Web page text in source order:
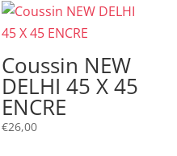
Coussin NEW
DELHI 45 X 45
ENCRE
€26,00